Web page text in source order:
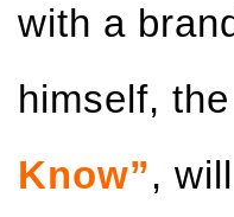
with a
himself,
Know”,